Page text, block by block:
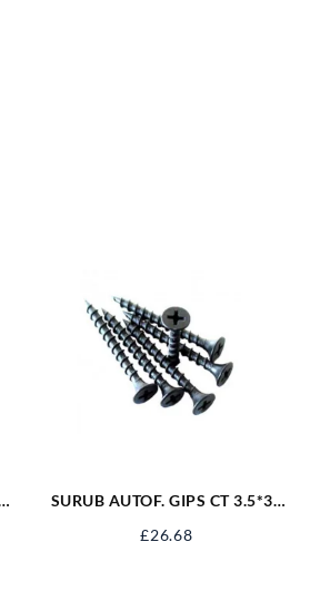
SURUB AUTOF. GIPS CT 3.5*35
£26.68